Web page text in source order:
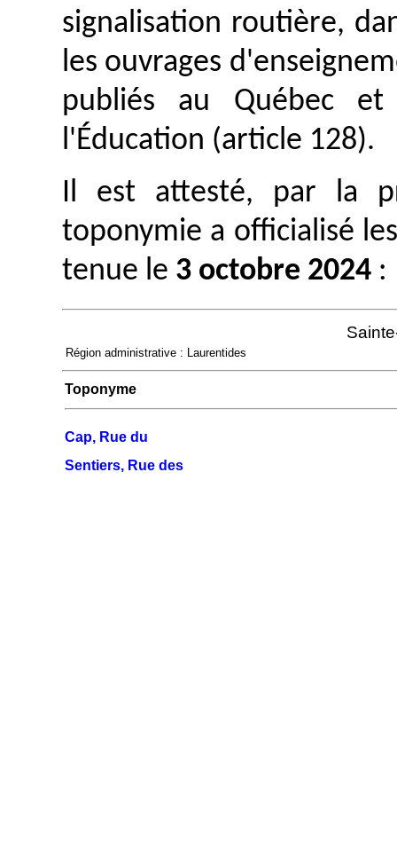
signalisation routière,
les ouvrages
publiés au Québec
l'Éducation (article 128).
Il est attesté, par la
toponymie a officialisé
tenue le 3 octobre 2024 :
Région administrative : Laurentides
Toponyme
Cap, Rue du
Sentiers, Rue des